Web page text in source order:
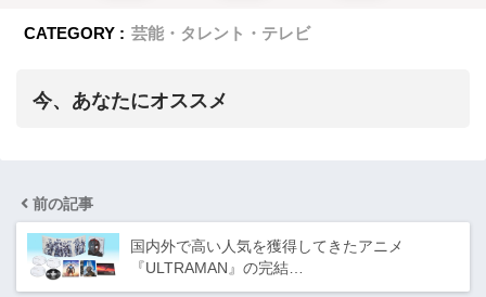
CATEGORY : 芸能・タレント・テレビ
今、あなたにオススメ
前の記事
国内外で高い人気を獲得してきたアニメ
『ULTRAMAN』の完結…